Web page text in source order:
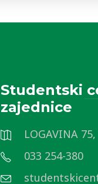
Studentski
zajednice
LOGAVINA
033 254-380